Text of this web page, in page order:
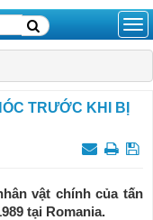
TRƯỚC KHI BỊ
vật chính của tấn
tại Romania.